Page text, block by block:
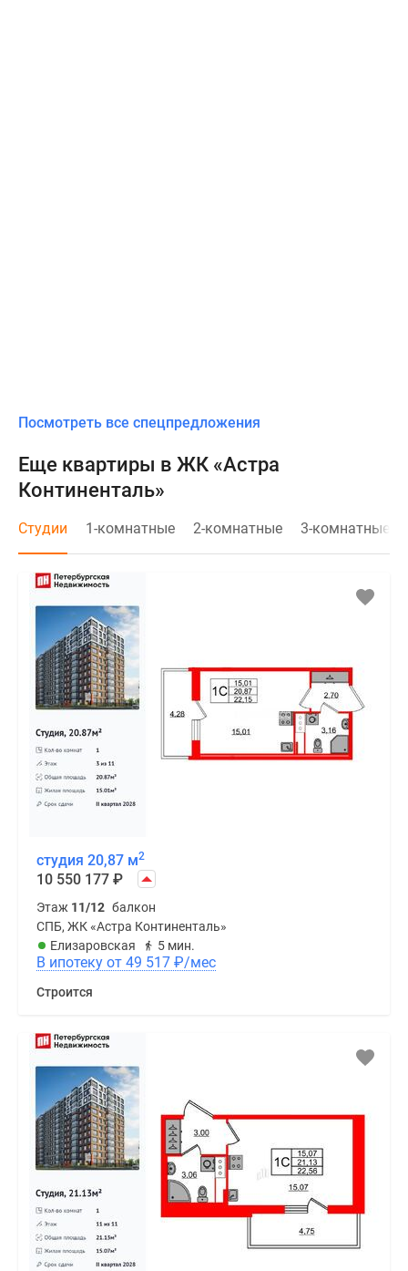
Посмотреть все спецпредложения
Еще квартиры в ЖК «Астра
Континенталь»
Студии 1-комнатные 2-комнатные 3-комнатные
студия 20,87 м2
10 550 177 ₽
Этаж 11/12 балкон
СПБ, ЖК «Астра Континенталь»
Елизаровская
5 мин.
В ипотеку от 49 517 ₽/мес
Строится